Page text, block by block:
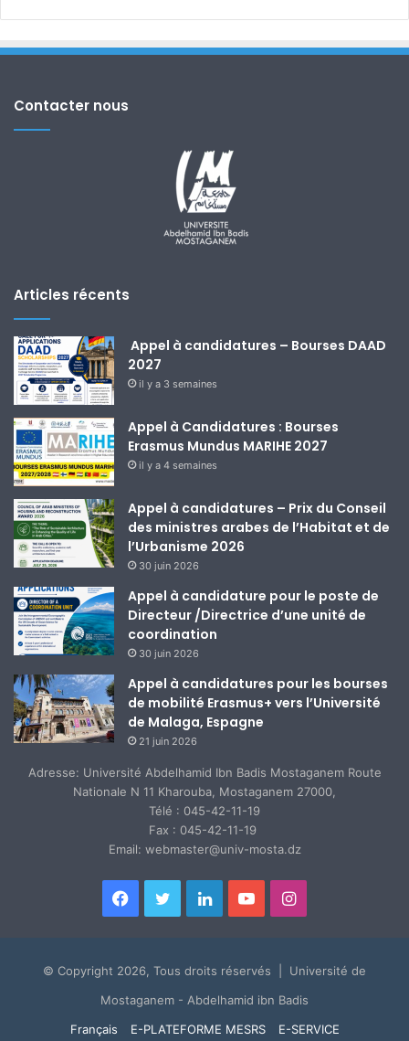
Contacter nous
Articles récents
Appel à candidatures – Bourses DAAD
2027
il y a 3 semaines
Appel à Candidatures : Bourses
Erasmus Mundus MARIHE 2027
il y a 4 semaines
Appel à candidatures – Prix du Conseil
des ministres arabes de l’Habitat et de
l’Urbanisme 2026
30 juin 2026
Appel à candidature pour le poste de
Directeur /Directrice d’une unité de
coordination
30 juin 2026
Appel à candidatures pour les bourses
de mobilité Erasmus+ vers l’Université
de Malaga, Espagne
21 juin 2026
Adresse: Université Abdelhamid Ibn Badis Mostaganem Route
Nationale N 11 Kharouba, Mostaganem 27000,
Télé : 045-42-11-19
Fax : 045-42-11-19
Email: webmaster@univ-mosta.dz
Facebook
TwitterLinkedinYouTubeInstagram
© Copyright 2026, Tous droits réservés | Université de
Mostaganem - Abdelhamid ibn Badis
Français
E-PLATEFORME MESRS E-SERVICE